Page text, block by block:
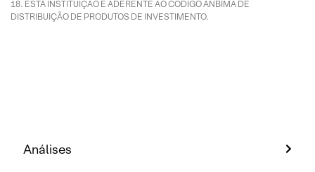
ESTA INSTITUIÇÃO É ADERENTE AO CÓDIGO ANBIMA DE
DISTRIBUIÇÃO DE PRODUTOS DE INVESTIMENTO.
Análises